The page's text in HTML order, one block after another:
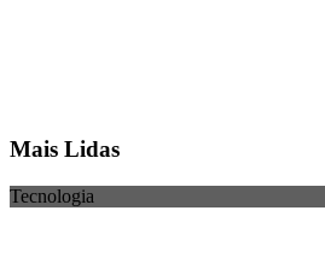
Mais Lidas
Tecnologia